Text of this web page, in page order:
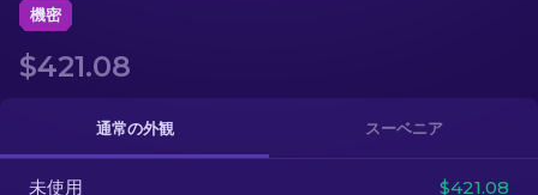
グローブ
ケース
その他
機密
$421.08
通常の外観 スーベニア
未使用 $421.08